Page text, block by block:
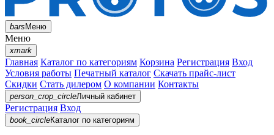
barsМеню
Меню
xmark
Главная Каталог по категориям Корзина Регистрация Вход
Условия работы Печатный каталог Скачать прайс-лист
Скидки Стать дилером О компании Контакты
person_crop_circleЛичный кабинет
Регистрация Вход
book_circleКаталог по категориям